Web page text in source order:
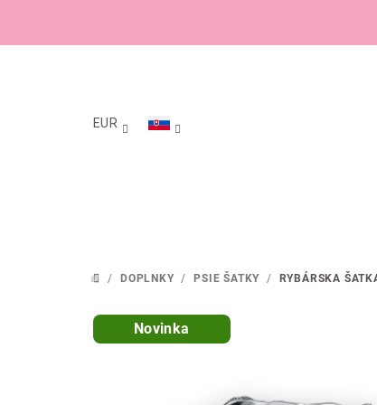
EUR
DOMOV
/ DOPLNKY / PSIE ŠATKY / RYBÁRSKA
Novinka